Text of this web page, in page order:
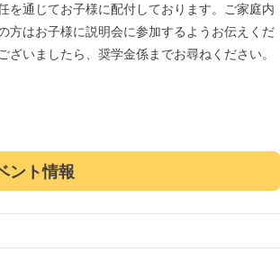
を通じてお子様に配付しております。ご家庭内
方はお子様に説明会に参加するようお伝えくだ
ざいましたら、奨学金係までお尋ねください。
ント情報